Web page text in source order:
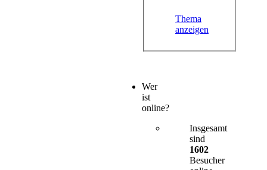
Thema
anzeigen
Wer
ist
online?
Insgesamt
sind
1602
Besucher